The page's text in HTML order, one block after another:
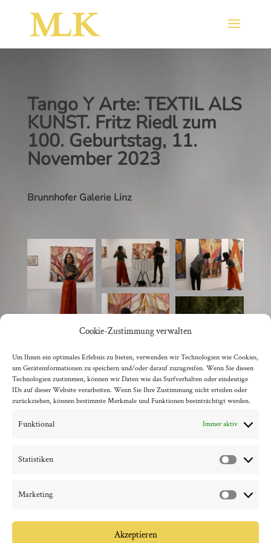
Cookie-Zustimmung verwalten
Um Ihnen ein optimales Erlebnis zu bieten, verwenden wir Technologien wie Cookies,
um Geräteinformationen zu speichern und/oder darauf zuzugreifen. Wenn Sie diesen
Technologien zustimmen, können wir Daten wie das Surfverhalten oder eindeutige
IDs auf dieser Website verarbeiten. Wenn Sie Ihre Zustimmung nicht erteilen oder
zurückziehen, können bestimmte Merkmale und Funktionen beeinträchtigt werden.
Funktional Immer aktiv
Statistiken
Marketing
Akzeptieren
Tango Y Arte: TEXTIL ALS
KUNST. Fritz Riedl zum
100. Geburtstag, 11.
November 2023
Brunnhofer Galerie Linz
zurück zur Übersicht